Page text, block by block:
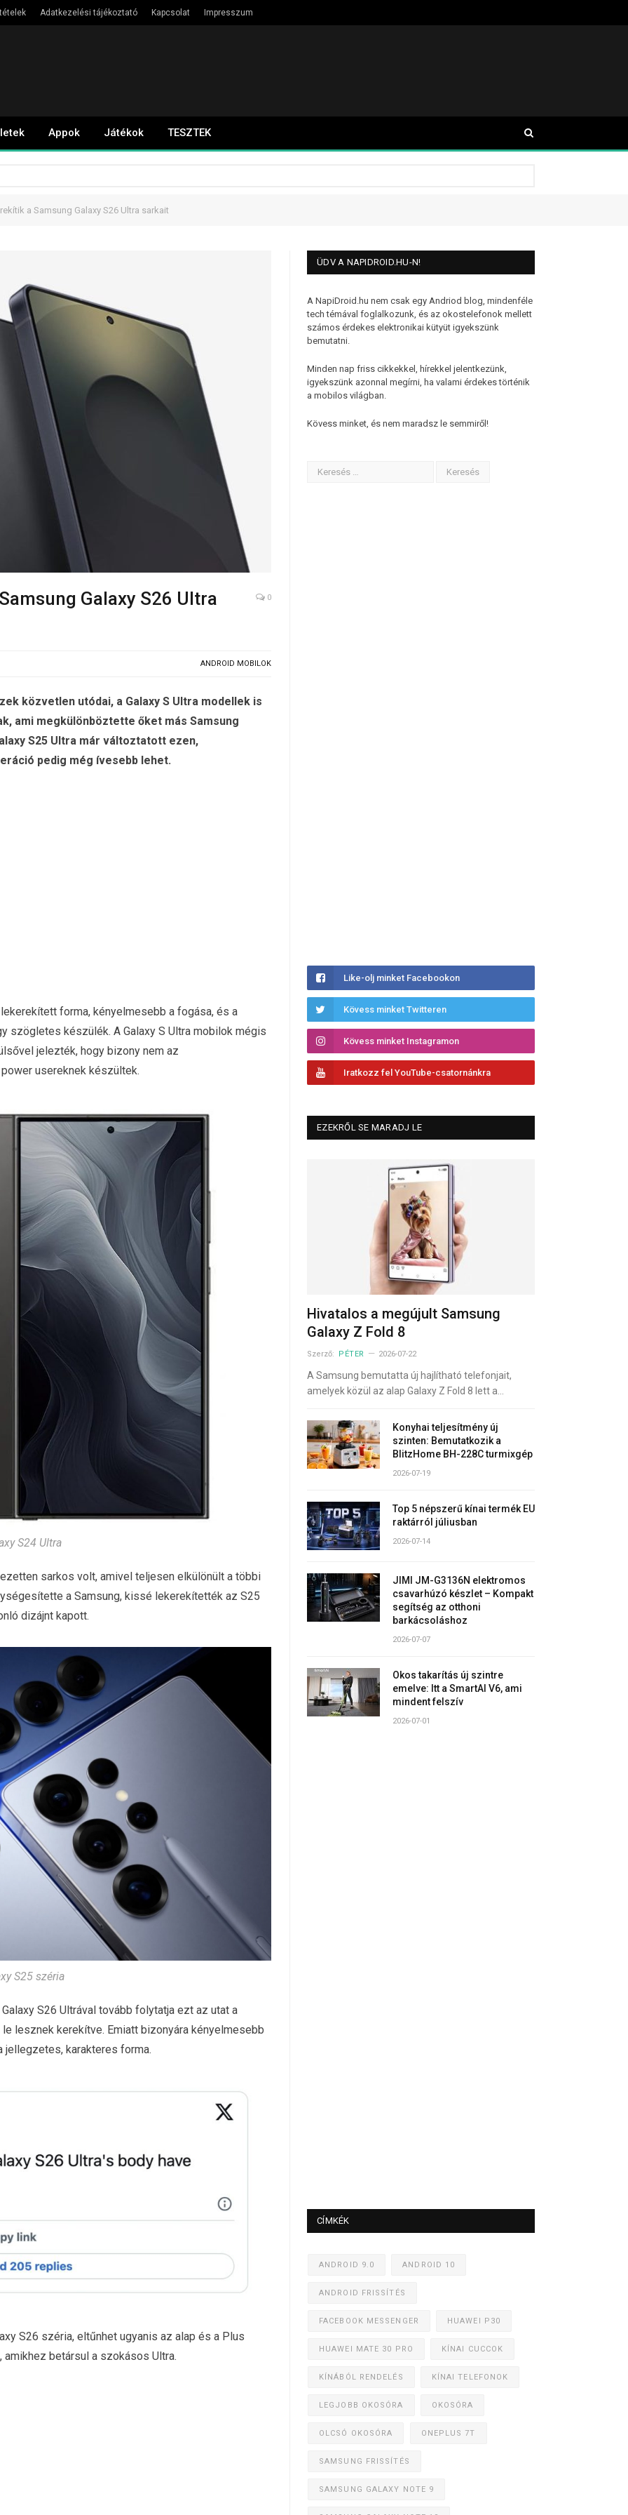
Adatkezelési tájékoztató Kapcsolat Impresszum
Appok Játékok TESZTEK
a Samsung Galaxy S26 Ultra sarkait
Galaxy S26 Ultra 0
ANDROID MOBILOK
közvetlen utódai, a Galaxy S Ultra modellek is
ami megkülönböztette őket más Samsung
S25 Ultra már változtatott ezen,
pedig még ívesebb lehet.
forma, kényelmesebb a fogása, és a
szögletes készülék. A Galaxy S Ultra mobilok mégis
jelezték, hogy bizony nem az
usereknek készültek.
S24 Ultra
sarkos volt, amivel teljesen elkülönült a többi
a Samsung, kissé lekerekítették az S25
dizájnt kapott.
S25 széria
S26 Ultrával tovább folytatja ezt az utat a
lesznek kerekítve. Emiatt bizonyára kényelmesebb
karakteres forma.
S26 széria, eltűnhet ugyanis az alap és a Plus
betársul a szokásos Ultra.
ÜDV A NAPIDROID.HU-N!
A NapiDroid.hu nem csak egy Andriod blog, mindenféle
tech témával foglalkozunk, és az okostelefonok mellett
számos érdekes elektronikai kütyüt igyekszünk
bemutatni.
Minden nap friss cikkekkel, hírekkel jelentkezünk,
igyekszünk azonnal megírni, ha valami érdekes történik
a mobilos világban.
Kövess minket, és nem maradsz le semmiről!
Like-olj minket Facebookon
Kövess minket Twitteren
Kövess minket Instagramon
Iratkozz fel YouTube-csatornánkra
EZEKRŐL SE MARADJ LE
Hivatalos a megújult Samsung
Galaxy Z Fold 8
Szerző: PÉTER 2026-07-22
A Samsung bemutatta új hajlítható telefonjait,
amelyek közül az alap Galaxy Z Fold 8 lett a…
Konyhai teljesítmény új
szinten: Bemutatkozik a
BlitzHome BH-228C turmixgép
2026-07-19
Top 5 népszerű kínai termék EU
raktárról júliusban
2026-07-14
JIMI JM-G3136N elektromos
csavarhúzó készlet – Kompakt
segítség az otthoni
barkácsoláshoz
2026-07-07
Okos takarítás új szintre
emelve: Itt a SmartAI V6, ami
mindent felszív
2026-07-01
CÍMKÉK
ANDROID 9.0 ANDROID 10
ANDROID FRISSÍTÉS
FACEBOOK MESSENGER HUAWEI P30
HUAWEI MATE 30 PRO KÍNAI CUCCOK
KÍNÁBÓL RENDELÉS KÍNAI TELEFONOK
LEGJOBB OKOSÓRA OKOSÓRA
OLCSÓ OKOSÓRA ONEPLUS 7T
SAMSUNG FRISSÍTÉS
SAMSUNG GALAXY NOTE 9